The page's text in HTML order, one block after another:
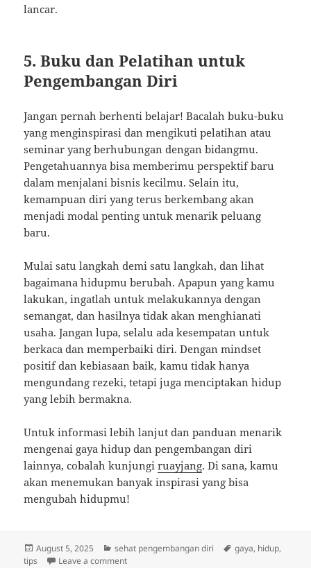
lancar.
5. Buku dan Pelatihan untuk
Pengembangan Diri
Jangan pernah berhenti belajar! Bacalah buku-buku
yang menginspirasi dan mengikuti pelatihan atau
seminar yang berhubungan dengan bidangmu.
Pengetahuannya bisa memberimu perspektif baru
dalam menjalani bisnis kecilmu. Selain itu,
kemampuan diri yang terus berkembang akan
menjadi modal penting untuk menarik peluang
baru.
Mulai satu langkah demi satu langkah, dan lihat
bagaimana hidupmu berubah. Apapun yang kamu
lakukan, ingatlah untuk melakukannya dengan
semangat, dan hasilnya tidak akan menghianati
usaha. Jangan lupa, selalu ada kesempatan untuk
berkaca dan memperbaiki diri. Dengan mindset
positif dan kebiasaan baik, kamu tidak hanya
mengundang rezeki, tetapi juga menciptakan hidup
yang lebih bermakna.
Untuk informasi lebih lanjut dan panduan menarik
mengenai gaya hidup dan pengembangan diri
lainnya, cobalah kunjungiruayjang. Di sana, kamu
akan menemukan banyak inspirasi yang bisa
mengubah hidupmu!
Posted
on
August 5, 2025 Categories
sehat pengembangan diri Tags
gaya, hidup,
tips
Leave a commenton Dari Sarapan Sehat Sampai Mindset Positif: